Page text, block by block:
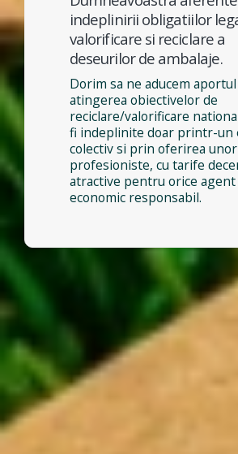
indeplinirii obligatiilor
valorificare si reciclare a
deseurilor de ambalaje.
Dorim sa ne aducem aportul
atingerea obiectivelor de
reciclare/valorificare
fi indeplinite doar printr-un
colectiv si prin oferirea
profesioniste, cu tarife
atractive pentru orice agent
economic responsabil.